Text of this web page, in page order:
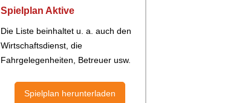
Spielplan Aktive
Die Liste beinhaltet u. a. auch den
Wirtschaftsdienst, die
Fahrgelegenheiten, Betreuer usw.
Spielplan herunterladen